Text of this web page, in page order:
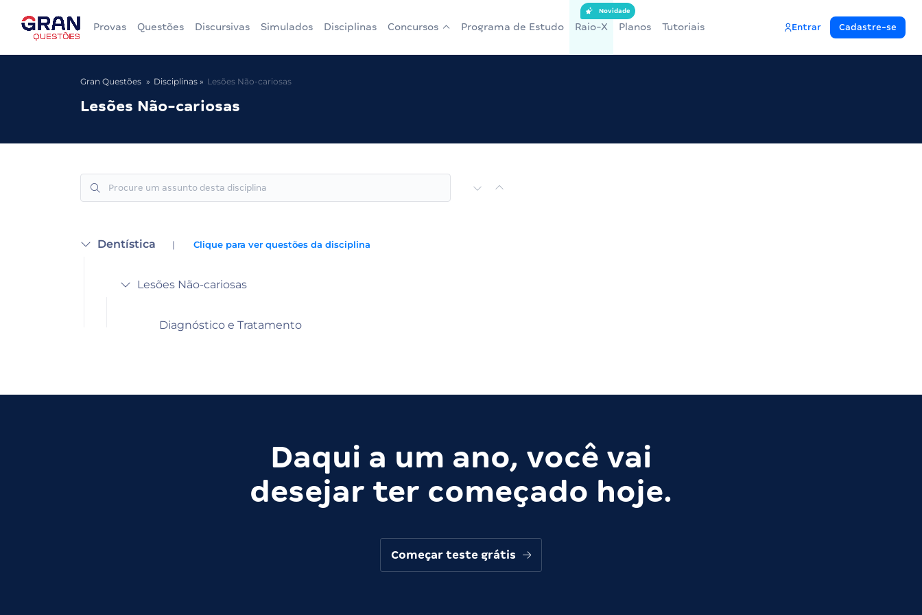
Provas Questões Discursivas Simulados Disciplinas Concursos Programa de Estudo Raio-X
Novidade
Planos Tutoriais Entrar Cadastre-se
Gran Questões Disciplinas Lesões Não-cariosas
Lesões Não-cariosas
Dentística | Clique para ver questões da disciplina
Lesões Não-cariosas
Diagnóstico e Tratamento
Daqui a um ano, você vai
desejar ter começado hoje.
Começar teste grátis